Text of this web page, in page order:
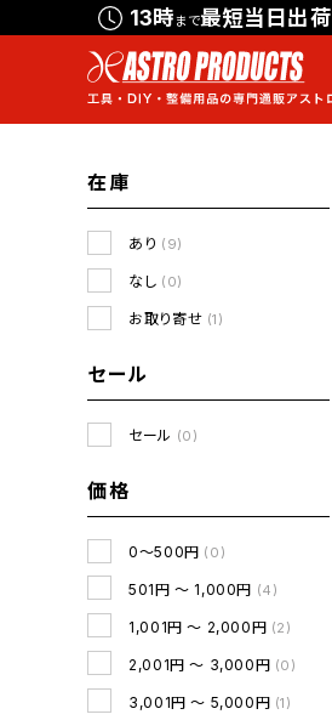
13時まで最短当日出荷
在庫
あり (9)
なし (0)
お取り寄せ (1)
セール
セール (0)
価格
0～500円 (0)
501円 ～ 1,000円 (4)
1,001円 ～ 2,000円 (2)
2,001円 ～ 3,000円 (0)
3,001円 ～ 5,000円 (1)